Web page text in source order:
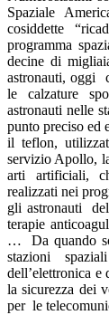
Spaziale
cosiddette
programma
decine di
astronauti, oggi
le calzature
astronauti nelle
punto preciso ed
il teflon,
servizio Apollo,
arti artificiali,
realizzati nei
gli astronauti
terapie
… Da quando
stazioni
dell’elettronica e
la sicurezza dei
per le